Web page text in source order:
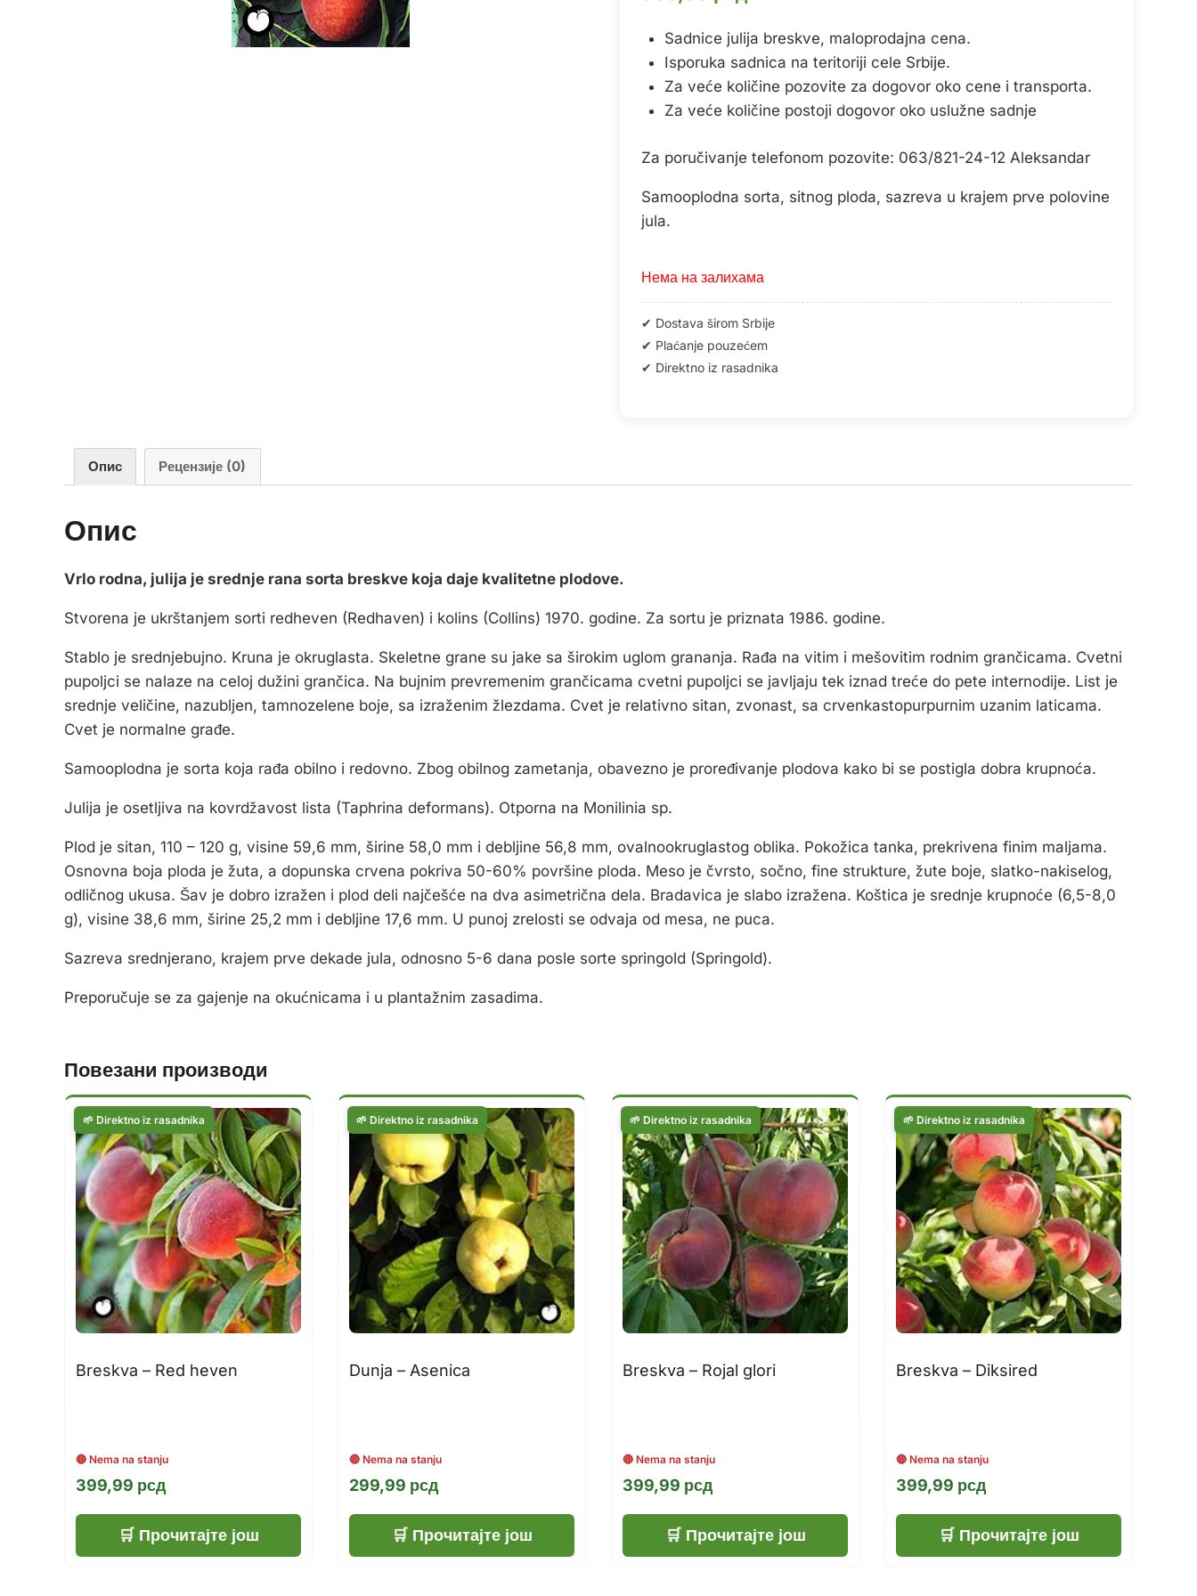
Sadnice julija breskve, maloprodajna cena.
Isporuka sadnica na teritoriji cele Srbije.
Za veće količine pozovite za dogovor oko cene i transporta.
Za veće količine postoji dogovor oko uslužne sadnje
Za poručivanje telefonom pozovite: 063/821-24-12 Aleksandar
Samooplodna sorta, sitnog ploda, sazreva u krajem prve polovine
jula.
Нема на залихама
Опис Рецензије (0)
Опис
Vrlo rodna, julija je srednje rana sorta breskve koja daje kvalitetne plodove.
Stvorena je ukrštanjem sorti redheven (Redhaven) i kolins (Collins) 1970. godine. Za sortu je priznata 1986. godine.
Stablo je srednjebujno. Kruna je okruglasta. Skeletne grane su jake sa širokim uglom grananja. Rađa na vitim i mešovitim rodnim grančicama. Cvetni
pupoljci se nalaze na celoj dužini grančica. Na bujnim prevremenim grančicama cvetni pupoljci se javljaju tek iznad treće do pete internodije. List je
srednje veličine, nazubljen, tamnozelene boje, sa izraženim žlezdama. Cvet je relativno sitan, zvonast, sa crvenkastopurpurnim uzanim laticama.
Cvet je normalne građe.
Samooplodna je sorta koja rađa obilno i redovno. Zbog obilnog zametanja, obavezno je proređivanje plodova kako bi se postigla dobra krupnoća.
Julija je osetljiva na kovrdžavost lista (Taphrina deformans). Otporna na Monilinia sp.
Plod je sitan, 110 – 120 g, visine 59,6 mm, širine 58,0 mm i debljine 56,8 mm, ovalnookruglastog oblika. Pokožica tanka, prekrivena finim maljama.
Osnovna boja ploda je žuta, a dopunska crvena pokriva 50-60% površine ploda. Meso je čvrsto, sočno, fine strukture, žute boje, slatko-nakiselog,
odličnog ukusa. Šav je dobro izražen i plod deli najčešće na dva asimetrična dela. Bradavica je slabo izražena. Koštica je srednje krupnoće (6,5-8,0
g), visine 38,6 mm, širine 25,2 mm i debljine 17,6 mm. U punoj zrelosti se odvaja od mesa, ne puca.
Sazreva srednjerano, krajem prve dekade jula, odnosno 5-6 dana posle sorte springold (Springold).
Preporučuje se za gajenje na okućnicama i u plantažnim zasadima.
Повезани производи
Breskva – Red heven
399,99 рсд
Прочитајте још
Dunja – Asenica
299,99 рсд
Прочитајте још
Breskva – Rojal glori
399,99 рсд
Прочитајте још
Breskva – Diksired
399,99 рсд
Прочитајте још